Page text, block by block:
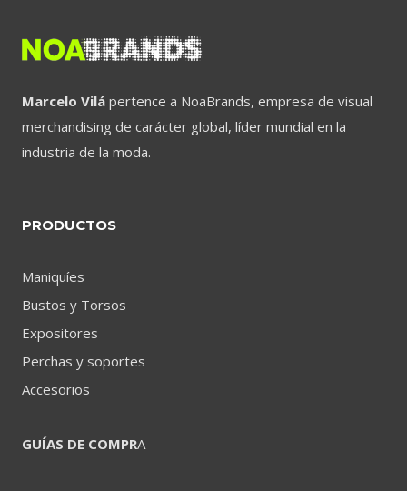
Marcelo Vilá pertence a NoaBrands, empresa de visual
merchandising de carácter global, líder mundial en la
industria de la moda.
PRODUCTOS
Maniquíes
Bustos y Torsos
Expositores
Perchas y soportes
Accesorios
GUÍAS DE COMPRA